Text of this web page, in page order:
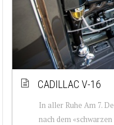
CADILLAC V-16
In aller Ruhe Am 7.
nach dem